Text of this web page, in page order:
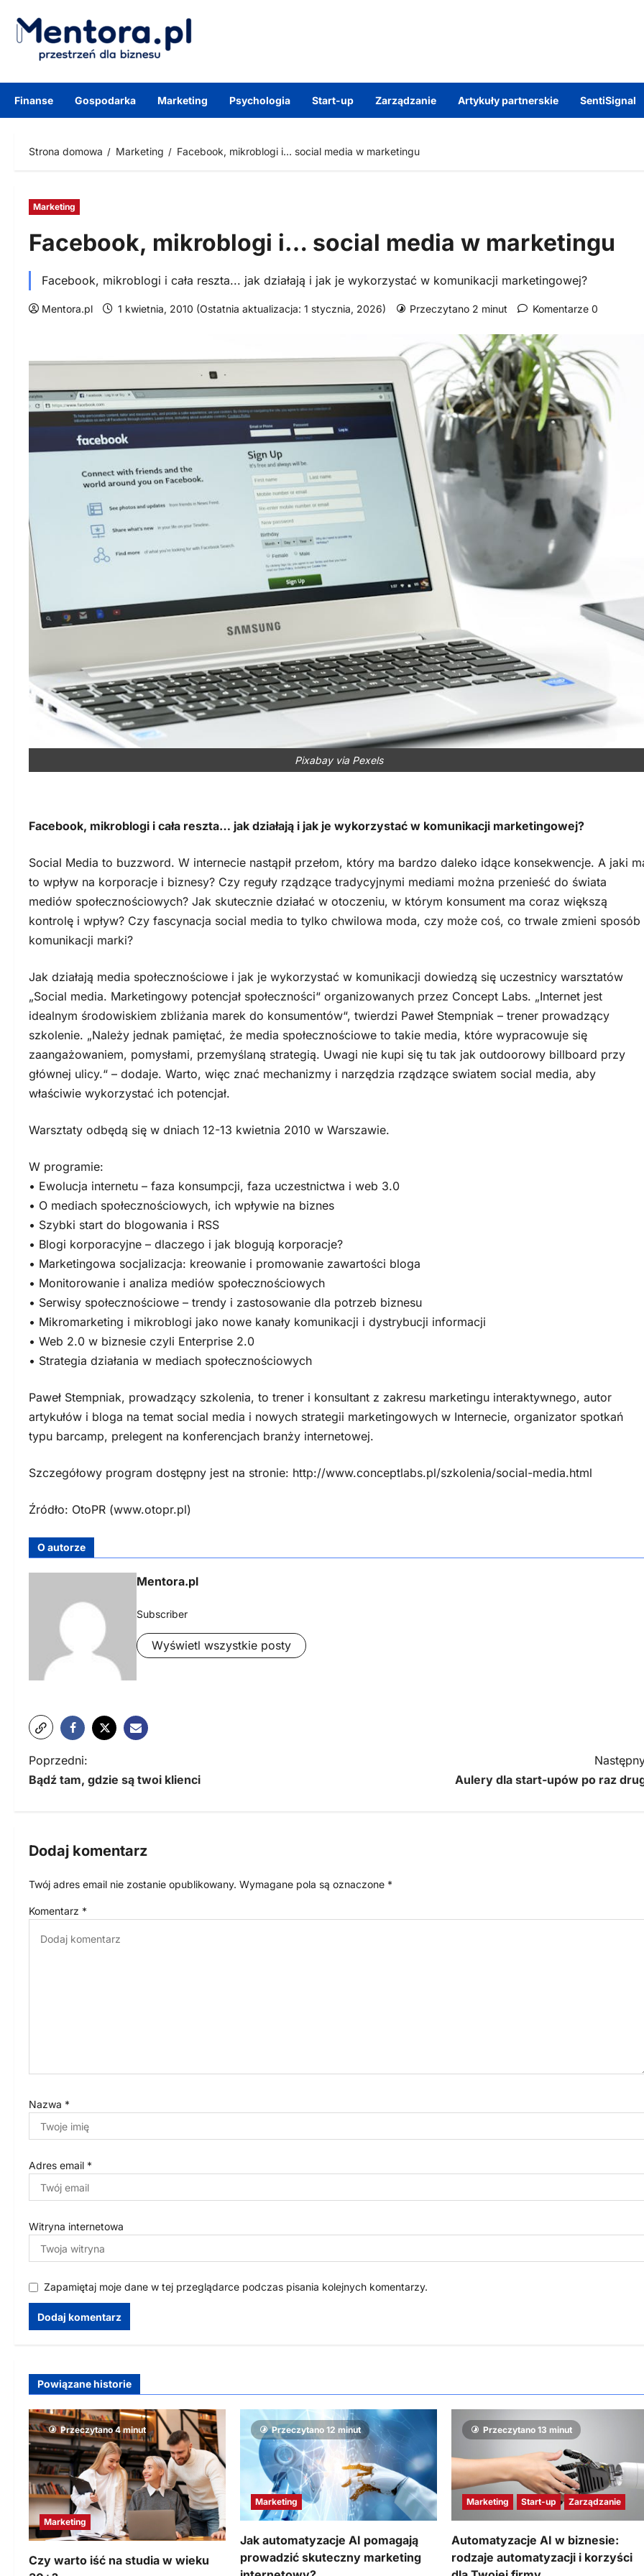
treści
Finanse Gospodarka Marketing Psychologia Start-up Zarządzanie Artykuły partnerskie SentiSignal
Strona domowa Marketing Facebook, mikroblogi i… social media w marketingu
Marketing
Facebook, mikroblogi i… social media w marketingu
Facebook, mikroblogi i cała reszta... jak działają i jak je wykorzystać w komunikacji marketingowej?
Mentora.pl 1 kwietnia, 2010 (Ostatnia aktualizacja: 1 stycznia, 2026) Przeczytano 2 minut Komentarze 0
Pixabay via Pexels
Facebook, mikroblogi i cała reszta… jak działają i jak je wykorzystać w komunikacji marketingowej?
Social Media to buzzword. W internecie nastąpił przełom, który ma bardzo daleko idące konsekwencje. A jaki
to wpływ na korporacje i biznesy? Czy reguły rządzące tradycyjnymi mediami można przenieść do świata
mediów społecznościowych? Jak skutecznie działać w otoczeniu, w którym konsument ma coraz większą
kontrolę i wpływ? Czy fascynacja social media to tylko chwilowa moda, czy może coś, co trwale zmieni sposób
komunikacji marki?
Jak działają media społecznościowe i jak je wykorzystać w komunikacji dowiedzą się uczestnicy warsztatów
„Social media. Marketingowy potencjał społeczności“ organizowanych przez Concept Labs. „Internet jest
idealnym środowiskiem zbliżania marek do konsumentów“, twierdzi Paweł Stempniak – trener prowadzący
szkolenie. „Należy jednak pamiętać, że media społecznościowe to takie media, które wypracowuje się
zaangażowaniem, pomysłami, przemyślaną strategią. Uwagi nie kupi się tu tak jak outdoorowy billboard przy
głównej ulicy.“ – dodaje. Warto, więc znać mechanizmy i narzędzia rządzące swiatem social media, aby
właściwie wykorzystać ich potencjał.
Warsztaty odbędą się w dniach 12-13 kwietnia 2010 w Warszawie.
W programie:
• Ewolucja internetu – faza konsumpcji, faza uczestnictwa i web 3.0
• O mediach społecznościowych, ich wpływie na biznes
• Szybki start do blogowania i RSS
• Blogi korporacyjne – dlaczego i jak blogują korporacje?
• Marketingowa socjalizacja: kreowanie i promowanie zawartości bloga
• Monitorowanie i analiza mediów społecznościowych
• Serwisy społecznościowe – trendy i zastosowanie dla potrzeb biznesu
• Mikromarketing i mikroblogi jako nowe kanały komunikacji i dystrybucji informacji
• Web 2.0 w biznesie czyli Enterprise 2.0
• Strategia działania w mediach społecznościowych
Paweł Stempniak, prowadzący szkolenia, to trener i konsultant z zakresu marketingu interaktywnego, autor
artykułów i bloga na temat social media i nowych strategii marketingowych w Internecie, organizator spotkań
typu barcamp, prelegent na konferencjach branży internetowej.
Szczegółowy program dostępny jest na stronie: http://www.conceptlabs.pl/szkolenia/social-media.html
Źródło: OtoPR (www.otopr.pl)
O autorze
Mentora.pl
Subscriber
Wyświetl wszystkie posty
N
a
i
a
c
s
u
Poprzedni:
Bądź tam, gdzie są twoi klienci
Aulery dla start-upów po raz
Dodaj komentarz
Twój adres email nie zostanie opublikowany. Wymagane pola są oznaczone *
Komentarz *
Nazwa *
Adres email *
Witryna internetowa
Zapamiętaj moje dane w tej przeglądarce podczas pisania kolejnych komentarzy.
Powiązane historie
Przeczytano 4 minut
Marketing
Czy warto iść na studia w wieku
Przeczytano 12 minut
Marketing
Jak automatyzacje AI pomagają
prowadzić skuteczny marketing
Przeczytano 13 minut
Marketing Start-up Zarządzanie
Automatyzacje AI w biznesie:
rodzaje automatyzacji i korzyści